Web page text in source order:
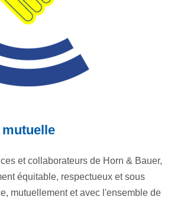
et collaborateurs de Horn & Bauer,
équitable, respectueux et sous
mutuellement et avec l'ensemble de